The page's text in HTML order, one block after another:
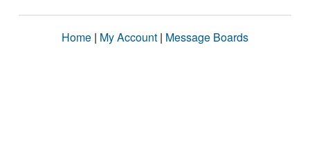
Home | My Account | Message Boards